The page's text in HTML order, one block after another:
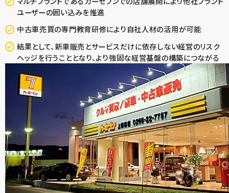
ユーザーの囲い込みを推進
中古車売買の専門教育研修により自社人材の活用が可能
結果として、新車販売とサービスだけに依存しない経営のリスク
ヘッジを行うこととなり、より強固な経営基盤の構築につながる